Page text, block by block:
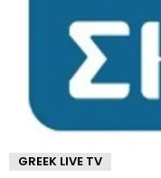
GREEK LIVE TV